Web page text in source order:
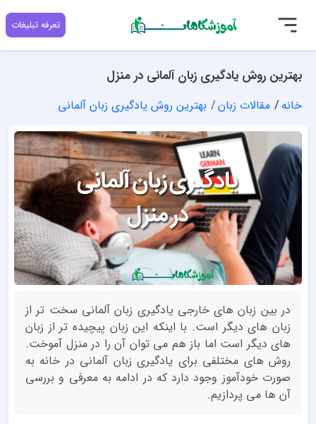
تعرفه تبلیغات
بهترین روش یادگیری زبان آلمانی در منزل
خانه مقالات زبان بهترین روش یادگیری زبان آلمانی
در بین زبان های خارجی یادگیری زبان آلمانی سخت تر از
زبان های دیگر است. با اینکه این زبان پیچیده تر از زبان
های دیگر است اما باز هم می توان آن را در منزل آموخت.
روش های مختلفی برای یادگیری زبان آلمانی در خانه به
صورت خودآموز وجود دارد که در ادامه به معرفی و بررسی
آن ها می پردازیم.